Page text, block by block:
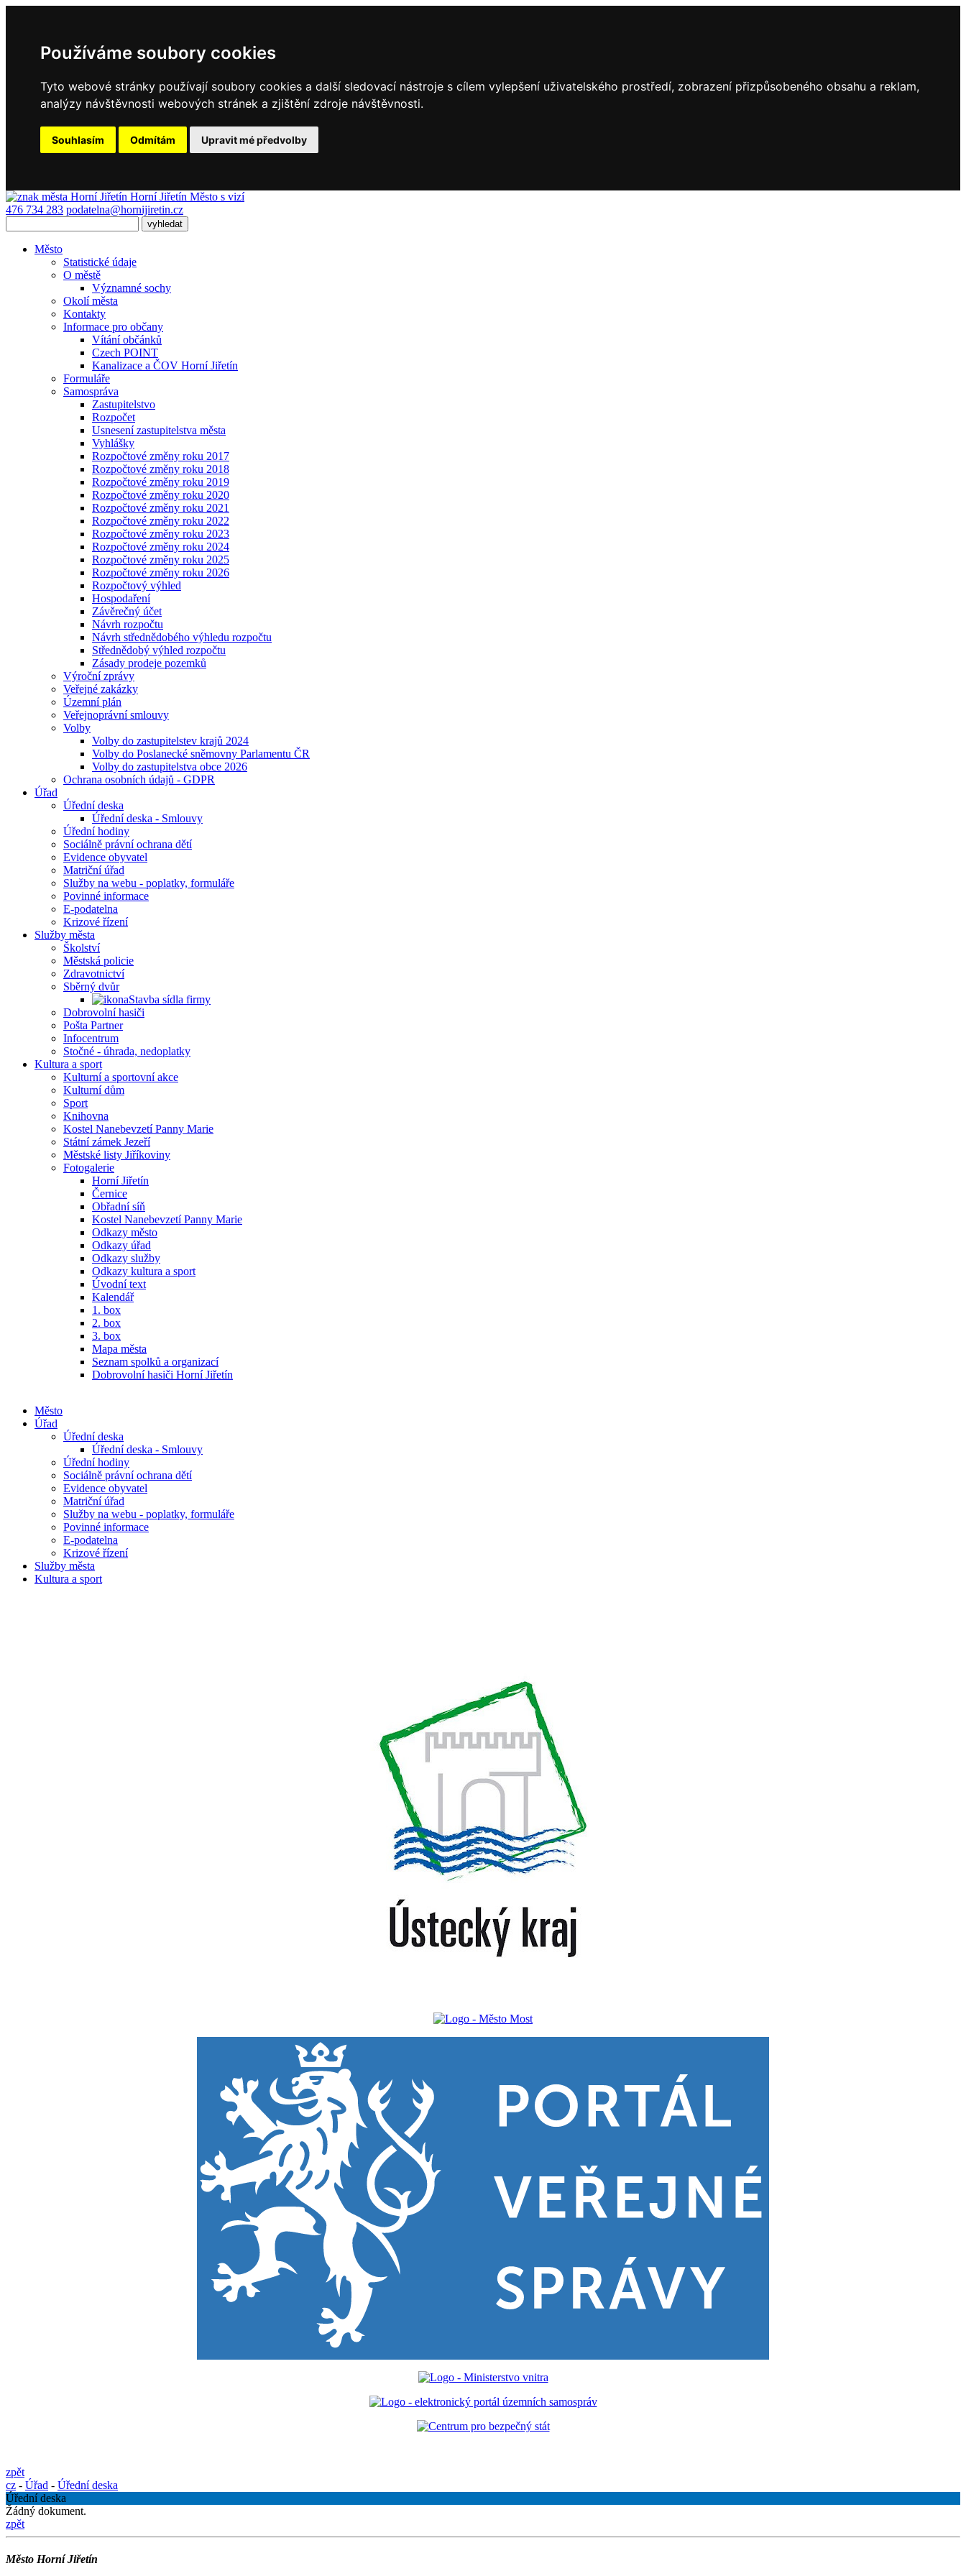
Používáme soubory cookies
Tyto webové stránky používají soubory cookies a další sledovací nástroje s cílem vylepšení uživatelského prostředí, zobrazení přizpůsobeného obsahu a reklam,
analýzy návštěvnosti webových stránek a zjištění zdroje návštěvnosti.
Souhlasím Odmítám Upravit mé předvolby
Horní Jiřetín Město s vizí
476 734 283 podatelna@hornijiretin.cz
Město
Statistické údaje
O městě
Významné sochy
Okolí města
Kontakty
Informace pro občany
Vítání občánků
Czech POINT
Kanalizace a ČOV Horní Jiřetín
Formuláře
Samospráva
Zastupitelstvo
Rozpočet
Usnesení zastupitelstva města
Vyhlášky
Rozpočtové změny roku 2017
Rozpočtové změny roku 2018
Rozpočtové změny roku 2019
Rozpočtové změny roku 2020
Rozpočtové změny roku 2021
Rozpočtové změny roku 2022
Rozpočtové změny roku 2023
Rozpočtové změny roku 2024
Rozpočtové změny roku 2025
Rozpočtové změny roku 2026
Rozpočtový výhled
Hospodaření
Závěrečný účet
Návrh rozpočtu
Návrh střednědobého výhledu rozpočtu
Střednědobý výhled rozpočtu
Zásady prodeje pozemků
Výroční zprávy
Veřejné zakázky
Územní plán
Veřejnoprávní smlouvy
Volby
Volby do zastupitelstev krajů 2024
Volby do Poslanecké sněmovny Parlamentu ČR
Volby do zastupitelstva obce 2026
Ochrana osobních údajů - GDPR
Úřad
Úřední deska
Úřední deska - Smlouvy
Úřední hodiny
Sociálně právní ochrana dětí
Evidence obyvatel
Matriční úřad
Služby na webu - poplatky, formuláře
Povinné informace
E-podatelna
Krizové řízení
Služby města
Školství
Městská policie
Zdravotnictví
Sběrný dvůr
Stavba sídla firmy
Dobrovolní hasiči
Pošta Partner
Infocentrum
Stočné - úhrada, nedoplatky
Kultura a sport
Kulturní a sportovní akce
Kulturní dům
Sport
Knihovna
Kostel Nanebevzetí Panny Marie
Státní zámek Jezeří
Městské listy Jiříkoviny
Fotogalerie
Horní Jiřetín
Černice
Obřadní síň
Kostel Nanebevzetí Panny Marie
Odkazy město
Odkazy úřad
Odkazy služby
Odkazy kultura a sport
Úvodní text
Kalendář
1. box
2. box
3. box
Mapa města
Seznam spolků a organizací
Dobrovolní hasiči Horní Jiřetín
Město
Úřad
Úřední deska
Úřední deska - Smlouvy
Úřední hodiny
Sociálně právní ochrana dětí
Evidence obyvatel
Matriční úřad
Služby na webu - poplatky, formuláře
Povinné informace
E-podatelna
Krizové řízení
Služby města
Kultura a sport
zpět
cz - Úřad - Úřední deska
Úřední deska
Žádný dokument.
zpět
Město Horní Jiřetín